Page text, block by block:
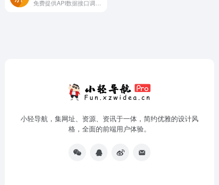
小轻导航，集网址、资源、资讯于一体，简约优雅的设计风
格，全面的前端用户体验。